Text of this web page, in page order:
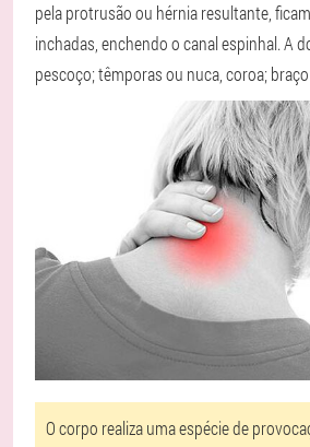
pela protrusão ou hérnia resultante,
inchadas, enchendo o canal espinhal. A
pescoço; têmporas ou nuca, coroa;
O corpo realiza uma espécie de